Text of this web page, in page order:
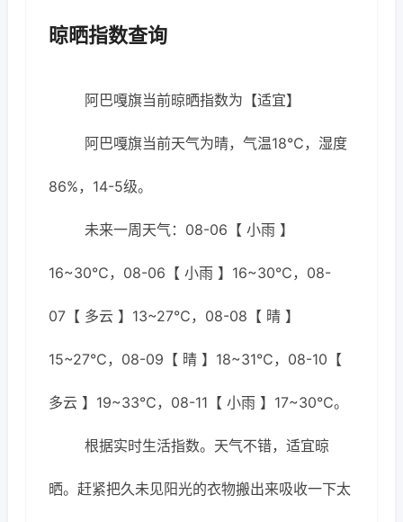
晾晒指数查询
阿巴嘎旗当前晾晒指数为【适宜】
阿巴嘎旗当前天气为晴，气温18℃，湿度
86%，14-5级。
未来一周天气：08-06【 小雨 】
16~30℃，08-06【 小雨 】16~30℃，08-
07【 多云 】13~27℃，08-08【 晴 】
15~27℃，08-09【 晴 】18~31℃，08-10【
多云 】19~33℃，08-11【 小雨 】17~30℃。
根据实时生活指数。天气不错，适宜晾
晒。赶紧把久未见阳光的衣物搬出来吸收一下太